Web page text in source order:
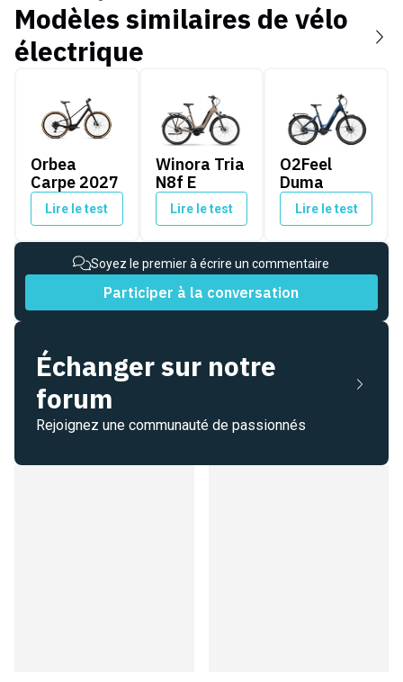
Modèles similaires de vélo
électrique
Orbea
Carpe 2027
Lire le test
Winora Tria N8f E
Winora Tria
N8f E
Lire le test
O2Feel Duma
O2Feel
Duma
Lire le test
Soyez le premier à écrire un commentaire
Participer à la conversation
Échanger sur notre
forum
Rejoignez une communauté de passionnés